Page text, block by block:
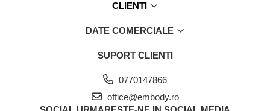
CLIENTI
DATE COMERCIALE
SUPORT CLIENTI
0770147866
office@embody.ro